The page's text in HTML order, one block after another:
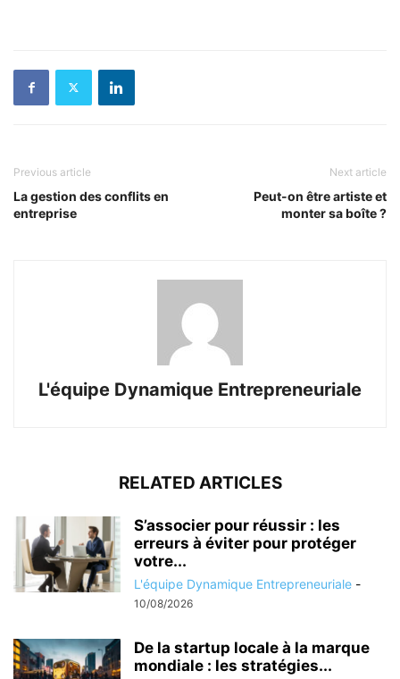
Previous article
La gestion des conflits en
entreprise
Next article
Peut-on être artiste et
monter sa boîte ?
L'équipe Dynamique Entrepreneuriale
RELATED ARTICLES
S’associer pour réussir : les
erreurs à éviter pour protéger
votre...
L'équipe Dynamique Entrepreneuriale -
10/08/2026
De la startup locale à la marque
mondiale : les stratégies...